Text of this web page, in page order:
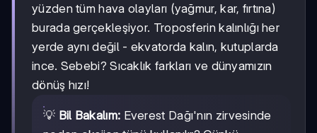
yüzden tüm hava olayları (yağmur, kar, fırtına)
burada gerçekleşiyor. Troposferin kalınlığı her
yerde aynı değil - ekvatorda kalın, kutuplarda
ince. Sebebi? Sıcaklık farkları ve dünyamızın
dönüş hızı!
💡 Bil Bakalım: Everest Dağı'nın zirvesinde